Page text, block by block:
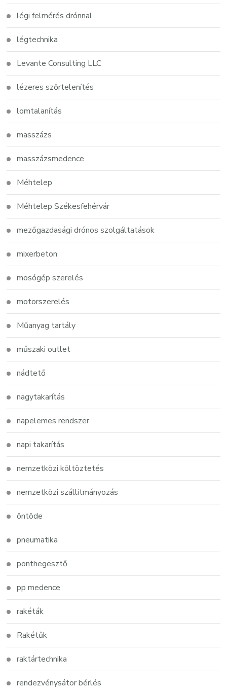
légi felmérés drónnal
légtechnika
Levante Consulting LLC
lézeres szőrtelenítés
lomtalanítás
masszázs
masszázsmedence
Méhtelep
Méhtelep Székesfehérvár
mezőgazdasági drónos szolgáltatások
mixerbeton
mosógép szerelés
motorszerelés
Műanyag tartály
műszaki outlet
nádtető
nagytakarítás
napelemes rendszer
napi takarítás
nemzetközi költöztetés
nemzetközi szállítmányozás
öntöde
pneumatika
ponthegesztő
pp medence
rakéták
Rakétűk
raktártechnika
rendezvénysátor bérlés